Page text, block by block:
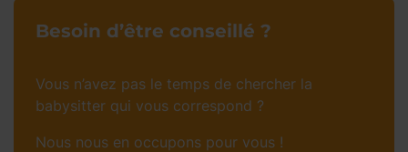
Besoin d’être conseillé ?
Vous n’avez pas le temps de chercher la
babysitter qui vous correspond ?
Nous nous en occupons pour vous !